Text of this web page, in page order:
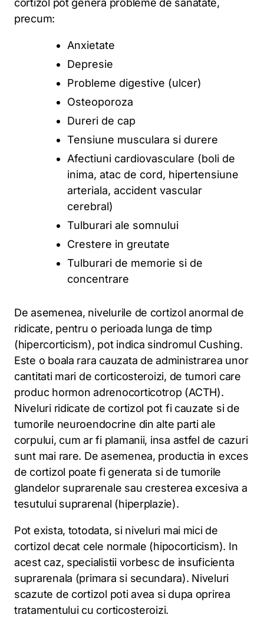
cortizol pot genera probleme de sanatate,
precum:
Anxietate
Depresie
Probleme digestive (ulcer)
Osteoporoza
Dureri de cap
Tensiune musculara si durere
Afectiuni cardiovasculare (boli de
inima, atac de cord, hipertensiune
arteriala, accident vascular
cerebral)
Tulburari ale somnului
Crestere in greutate
Tulburari de memorie si de
concentrare
De asemenea, nivelurile de cortizol anormal de
ridicate, pentru o perioada lunga de timp
(hipercorticism), pot indica sindromul Cushing.
Este o boala rara cauzata de administrarea unor
cantitati mari de corticosteroizi, de tumori care
produc hormon adrenocorticotrop (ACTH).
Niveluri ridicate de cortizol pot fi cauzate si de
tumorile neuroendocrine din alte parti ale
corpului, cum ar fi plamanii, insa astfel de cazuri
sunt mai rare. De asemenea, productia in exces
de cortizol poate fi generata si de tumorile
glandelor suprarenale sau cresterea excesiva a
tesutului suprarenal (hiperplazie).
Pot exista, totodata, si niveluri mai mici de
cortizol decat cele normale (hipocorticism). In
acest caz, specialistii vorbesc de insuficienta
suprarenala (primara si secundara). Niveluri
scazute de cortizol poti avea si dupa oprirea
tratamentului cu corticosteroizi.